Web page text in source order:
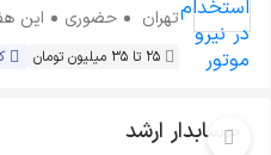
تهران
حضوری این
25 تا 35 میلیون تومان
حسابدار ارشد